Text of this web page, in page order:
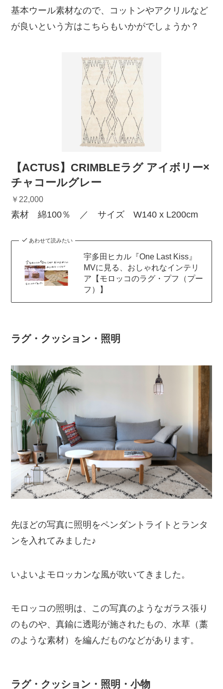
基本ウール素材なので、コットンやアクリルなど
が良いという方はこちらもいかがでしょうか？
【ACTUS】CRIMBLEラグ アイボリー×
チャコールグレー
￥22,000
素材 綿100％ ／ サイズ W140 x L200cm
あわせて読みたい
宇多田ヒカル『One Last Kiss』
MVに見る、おしゃれなインテリ
ア【モロッコのラグ・プフ（プー
フ）】
ラグ・クッション・照明
先ほどの写真に照明をペンダントライトとランタ
ンを入れてみました♪
いよいよモロッカンな風が吹いてきました。
モロッコの照明は、この写真のようなガラス張り
のものや、真鍮に透彫が施されたもの、水草（藁
のような素材）を編んだものなどがあります。
ラグ・クッション・照明・小物